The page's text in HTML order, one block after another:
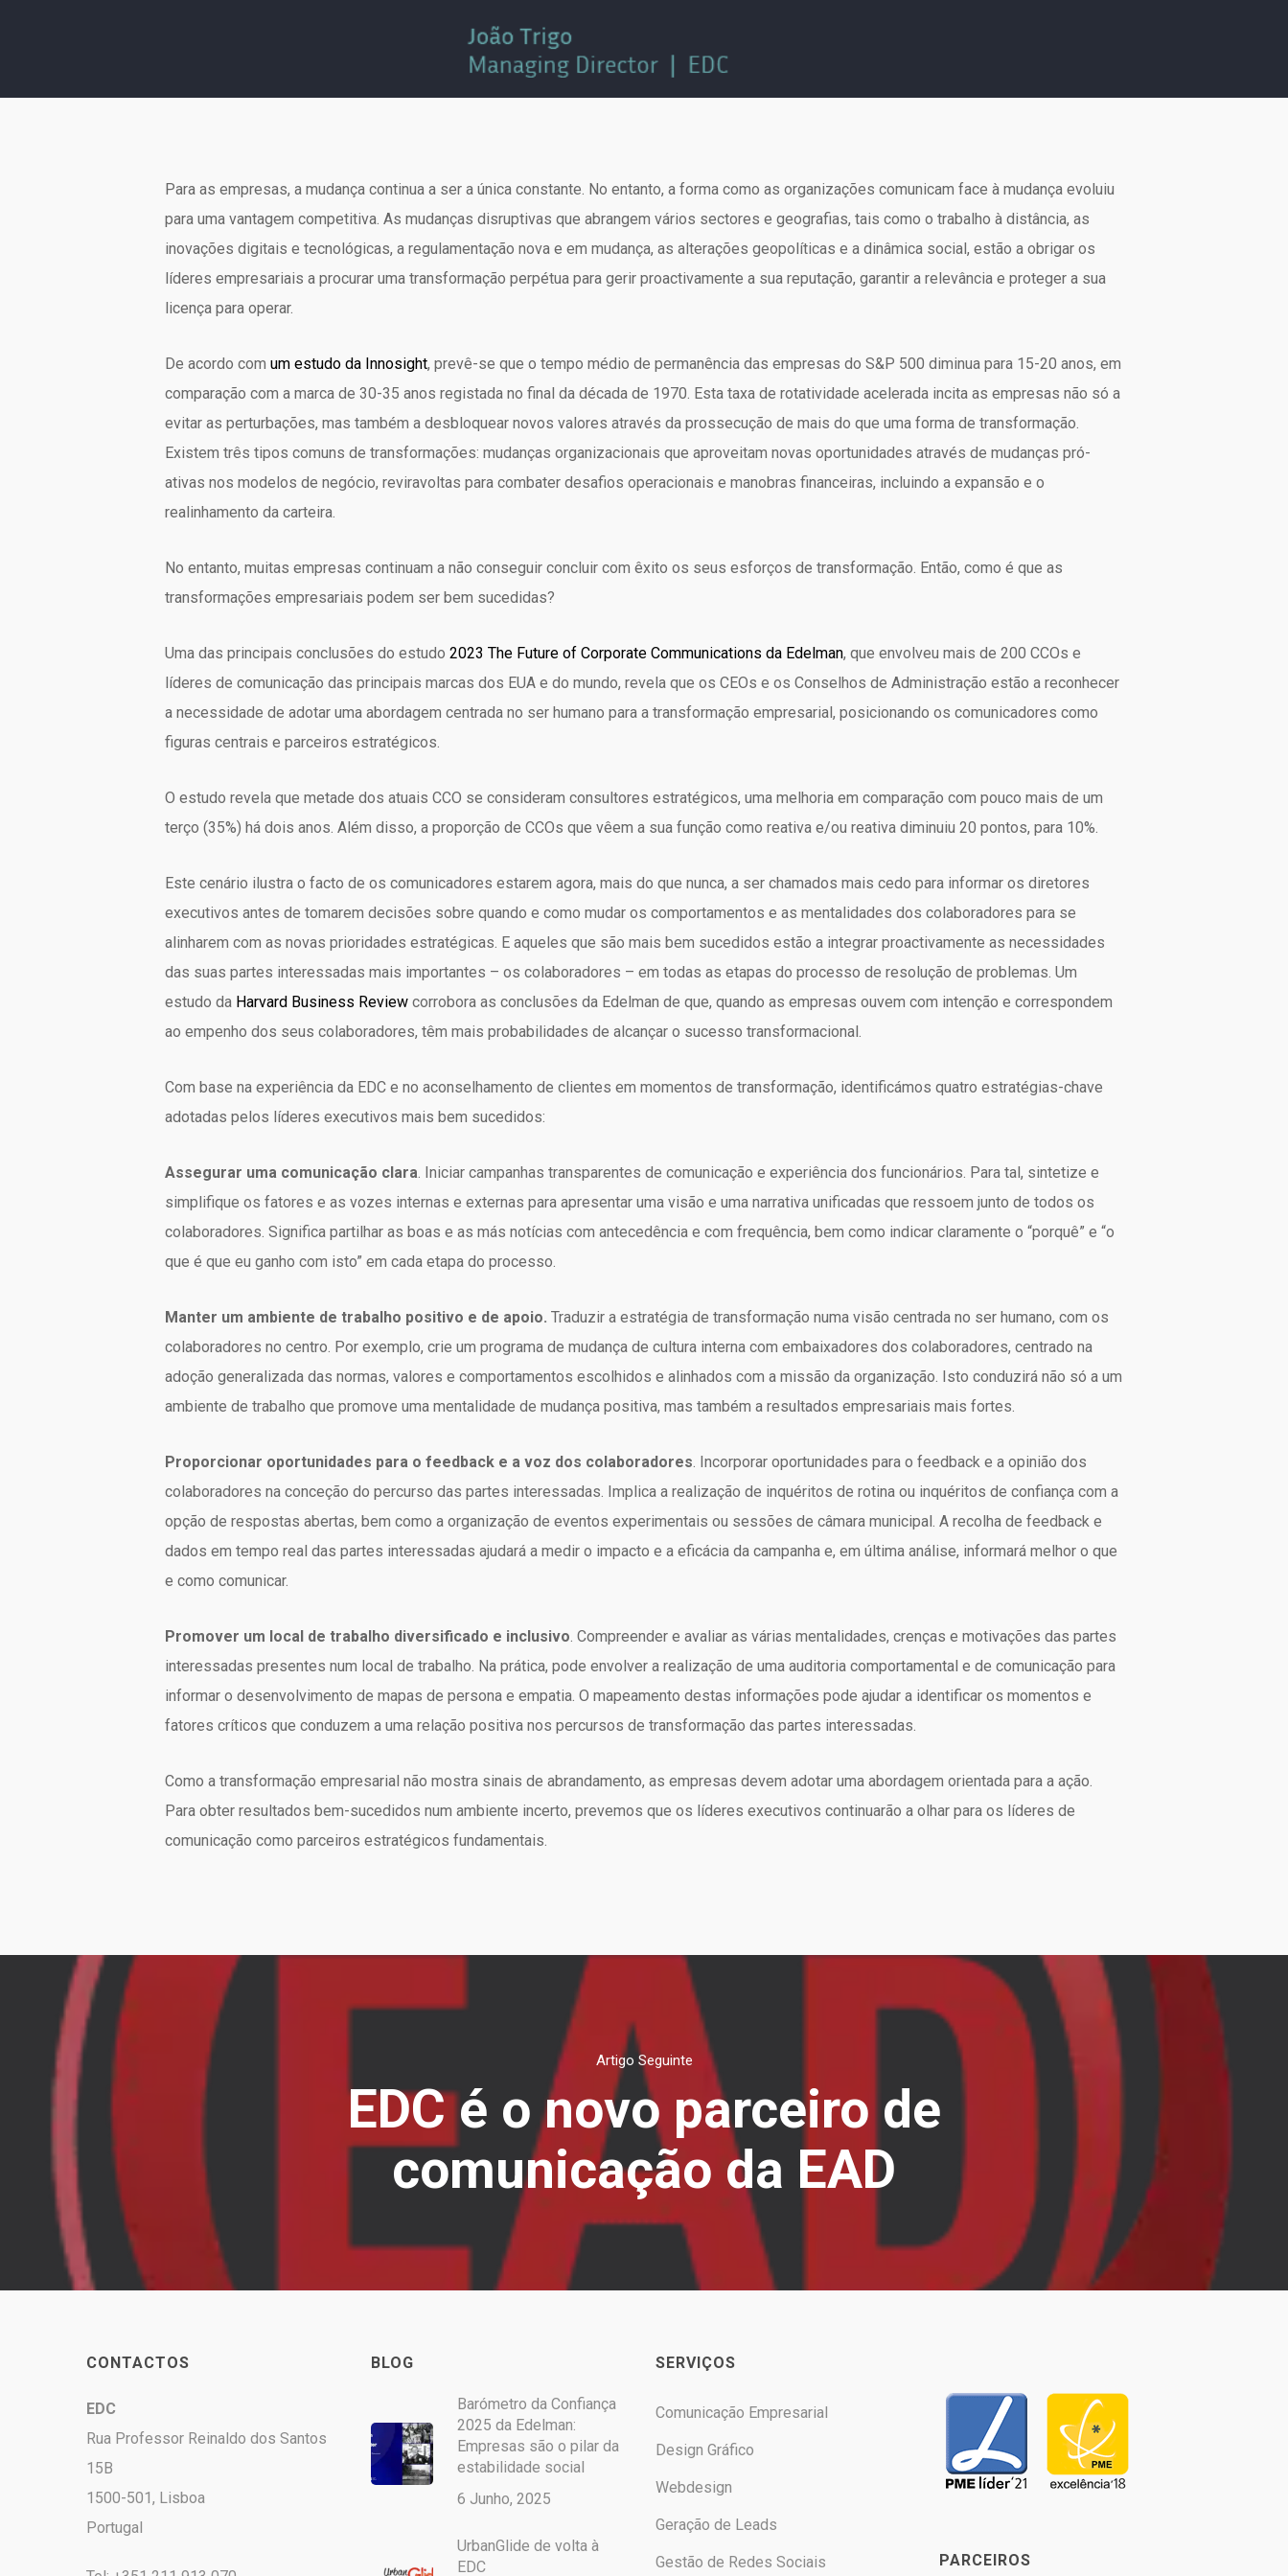
Para as empresas, a mudança continua a ser a única constante. No entanto, a forma como as organizações comunicam face à mudança evoluiu
para uma vantagem competitiva. As mudanças disruptivas que abrangem vários sectores e geografias, tais como o trabalho à distância, as
inovações digitais e tecnológicas, a regulamentação nova e em mudança, as alterações geopolíticas e a dinâmica social, estão a obrigar os
líderes empresariais a procurar uma transformação perpétua para gerir proactivamente a sua reputação, garantir a relevância e proteger a sua
licença para operar.
De acordo com um estudo da Innosight, prevê-se que o tempo médio de permanência das empresas do S&P 500 diminua para 15-20 anos, em
comparação com a marca de 30-35 anos registada no final da década de 1970. Esta taxa de rotatividade acelerada incita as empresas não só a
evitar as perturbações, mas também a desbloquear novos valores através da prossecução de mais do que uma forma de transformação.
Existem três tipos comuns de transformações: mudanças organizacionais que aproveitam novas oportunidades através de mudanças pró-
ativas nos modelos de negócio, reviravoltas para combater desafios operacionais e manobras financeiras, incluindo a expansão e o
realinhamento da carteira.
No entanto, muitas empresas continuam a não conseguir concluir com êxito os seus esforços de transformação. Então, como é que as
transformações empresariais podem ser bem sucedidas?
Uma das principais conclusões do estudo 2023 The Future of Corporate Communications da Edelman, que envolveu mais de 200 CCOs e
líderes de comunicação das principais marcas dos EUA e do mundo, revela que os CEOs e os Conselhos de Administração estão a reconhecer
a necessidade de adotar uma abordagem centrada no ser humano para a transformação empresarial, posicionando os comunicadores como
figuras centrais e parceiros estratégicos.
O estudo revela que metade dos atuais CCO se consideram consultores estratégicos, uma melhoria em comparação com pouco mais de um
terço (35%) há dois anos. Além disso, a proporção de CCOs que vêem a sua função como reativa e/ou reativa diminuiu 20 pontos, para 10%.
Este cenário ilustra o facto de os comunicadores estarem agora, mais do que nunca, a ser chamados mais cedo para informar os diretores
executivos antes de tomarem decisões sobre quando e como mudar os comportamentos e as mentalidades dos colaboradores para se
alinharem com as novas prioridades estratégicas. E aqueles que são mais bem sucedidos estão a integrar proactivamente as necessidades
das suas partes interessadas mais importantes – os colaboradores – em todas as etapas do processo de resolução de problemas. Um
estudo da Harvard Business Review corrobora as conclusões da Edelman de que, quando as empresas ouvem com intenção e correspondem
ao empenho dos seus colaboradores, têm mais probabilidades de alcançar o sucesso transformacional.
Com base na experiência da EDC e no aconselhamento de clientes em momentos de transformação, identificámos quatro estratégias-chave
adotadas pelos líderes executivos mais bem sucedidos:
Assegurar uma comunicação clara. Iniciar campanhas transparentes de comunicação e experiência dos funcionários. Para tal, sintetize e
simplifique os fatores e as vozes internas e externas para apresentar uma visão e uma narrativa unificadas que ressoem junto de todos os
colaboradores. Significa partilhar as boas e as más notícias com antecedência e com frequência, bem como indicar claramente o “porquê” e “o
que é que eu ganho com isto” em cada etapa do processo.
Manter um ambiente de trabalho positivo e de apoio. Traduzir a estratégia de transformação numa visão centrada no ser humano, com os
colaboradores no centro. Por exemplo, crie um programa de mudança de cultura interna com embaixadores dos colaboradores, centrado na
adoção generalizada das normas, valores e comportamentos escolhidos e alinhados com a missão da organização. Isto conduzirá não só a um
ambiente de trabalho que promove uma mentalidade de mudança positiva, mas também a resultados empresariais mais fortes.
Proporcionar oportunidades para o feedback e a voz dos colaboradores. Incorporar oportunidades para o feedback e a opinião dos
colaboradores na conceção do percurso das partes interessadas. Implica a realização de inquéritos de rotina ou inquéritos de confiança com a
opção de respostas abertas, bem como a organização de eventos experimentais ou sessões de câmara municipal. A recolha de feedback e
dados em tempo real das partes interessadas ajudará a medir o impacto e a eficácia da campanha e, em última análise, informará melhor o que
e como comunicar.
Promover um local de trabalho diversificado e inclusivo. Compreender e avaliar as várias mentalidades, crenças e motivações das partes
interessadas presentes num local de trabalho. Na prática, pode envolver a realização de uma auditoria comportamental e de comunicação para
informar o desenvolvimento de mapas de persona e empatia. O mapeamento destas informações pode ajudar a identificar os momentos e
fatores críticos que conduzem a uma relação positiva nos percursos de transformação das partes interessadas.
Como a transformação empresarial não mostra sinais de abrandamento, as empresas devem adotar uma abordagem orientada para a ação.
Para obter resultados bem-sucedidos num ambiente incerto, prevemos que os líderes executivos continuarão a olhar para os líderes de
comunicação como parceiros estratégicos fundamentais.
Artigo Seguinte
EDC é o novo parceiro de
comunicação da EAD
CONTACTOS
EDC
Rua Professor Reinaldo dos Santos
15B
1500-501, Lisboa
Portugal
BLOG
Barómetro da Confiança
2025 da Edelman:
Empresas são o pilar da
estabilidade social
6 Junho, 2025
UrbanGlide de volta à
EDC
SERVIÇOS
Comunicação Empresarial
Design Gráfico
Webdesign
Geração de Leads
Gestão de Redes Sociais PARCEIROS